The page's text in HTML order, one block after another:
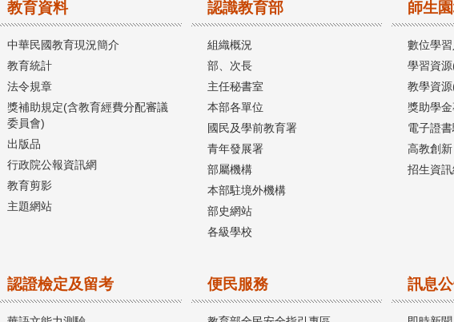
教育資料
中華民國教育現況簡介
教育統計
法令規章
獎補助規定(含教育經費分配審議
委員會)
出版品
行政院公報資訊網
教育剪影
主題網站
認識教育部
組織概況
部、次長
主任秘書室
本部各單位
國民及學前教育署
青年發展署
部屬機構
本部駐境外機構
部史網站
各級學校
師生
數位學
學習資
教學資
獎助學
電子證
高教創新
招生資訊
認證檢定及留考 便民服務 訊息